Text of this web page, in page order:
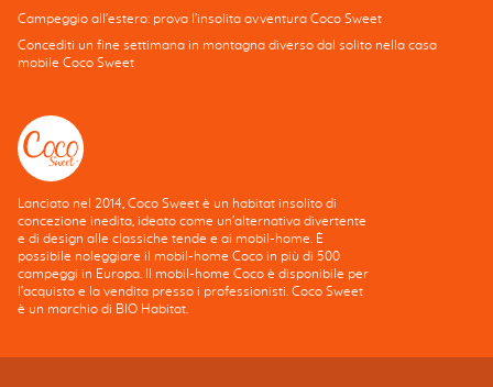
Campeggio all'estero: prova l'insolita avventura Coco Sweet
Concediti un fine settimana in montagna diverso dal solito nella casa
mobile Coco Sweet
Lanciato nel 2014, Coco Sweet è un habitat insolito di
concezione inedita, ideato come un'alternativa divertente
e di design alle classiche tende e ai mobil-home. È
possibile noleggiare il mobil-home Coco in più di 500
campeggi in Europa. Il mobil-home Coco è disponibile per
l'acquisto e la vendita presso i professionisti. Coco Sweet
è un marchio di BIO Habitat.